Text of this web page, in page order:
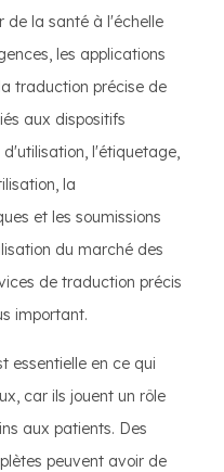
de la santé à l'échelle
les applications
traduction précise de
aux dispositifs
l'étiquetage,
la
et les soumissions
du marché des
de traduction précis
important.
essentielle en ce qui
car ils jouent un rôle
aux patients. Des
peuvent avoir de